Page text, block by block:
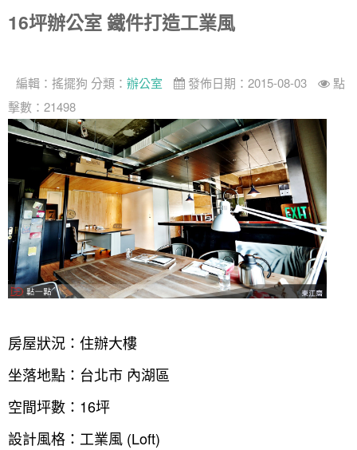
16坪辦公室 鐵件打造工業風
編輯： 搖擺狗 分類： 辦公室 發佈日期：2015-08-03
點
擊數：21498
房屋狀況：住辦大樓
坐落地點：台北市 內湖區
空間坪數：16坪
設計風格：工業風 (Loft)
我要裝潢
裝潢進階計算機
裝潢圖紙免費健檢
類型
商業空間
辦公室
其他
小坪數
21~30坪
31~50坪
51坪以上
風格
現代
簡約
北歐
古典
鄉村
工業
預算
150萬以內
151萬~250萬
251萬以上
人氣推薦
台北市
新北市
桃園 新竹 竹北
台南 高雄
360環景體驗
你家我家 Podcast
虛擬線上裝潢
房屋仲介方案
室內設計師方案
傢俱建材商方案
一般屋主方案
裝潢輕鬆點
2房2聽 - 基本版
2房2廳 - 精裝版
3房2聽 - 基本版
3房2廳 - 精裝版
系統櫃
綠建材
居家風水
老屋翻新
主題精選
設計知識+
國外案例
設計私房話
全站搜尋
線上賞屋
北部
台北市
新北市
桃園市
新竹市
基隆市
徵設計師